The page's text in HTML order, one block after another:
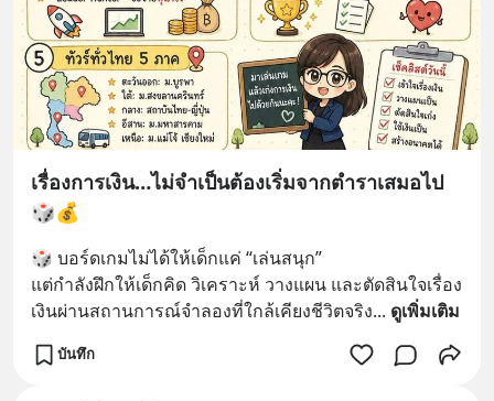
เรื่องการเงิน…ไม่จำเป็นต้องเริ่มจากตำราเสมอไป
🎲💰
🎲 บอร์ดเกมไม่ได้ให้เด็กแค่ “เล่นสนุก”
แต่กำลังฝึกให้เด็กคิด วิเคราะห์ วางแผน และตัดสินใจเรื่อง
เงินผ่านสถานการณ์จำลองที่ใกล้เคียงชีวิตจริง... ดูเพิ่มเติม
บันทึก